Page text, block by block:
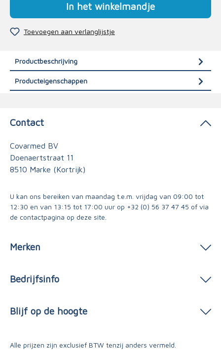
In het winkelmandje
Toevoegen aan verlanglijstje
Productbeschrijving
Producteigenschappen
Contact
Covarmed BV
Doenaertstraat 11
8510 Marke (Kortrijk)
U kan ons bereiken van maandag t.e.m. vrijdag van 09:00 tot
12:30 en van 13:15 tot 17:00 uur op +32 (0) 56 37 47 45 of via
de contactpagina op deze site.
Merken
Bedrijfsinfo
Blijf op de hoogte
Alle prijzen zijn exclusief BTW tenzij anders vermeld.